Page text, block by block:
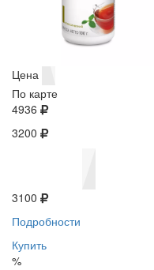
Цена
По карте
4936
3200
3100
Подробности
Купить
%